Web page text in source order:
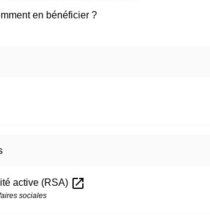
en bénéficier ?
active (RSA) open_in_new
sociales